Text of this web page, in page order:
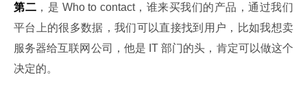
第二 ，是 Who to contact，谁来买我们的产品，通过我们
平台上的很多数据，我们可以直接找到用户，比如我想卖
服务器给互联网公司，他是 IT 部门的头，肯定可以做这个
决定的。